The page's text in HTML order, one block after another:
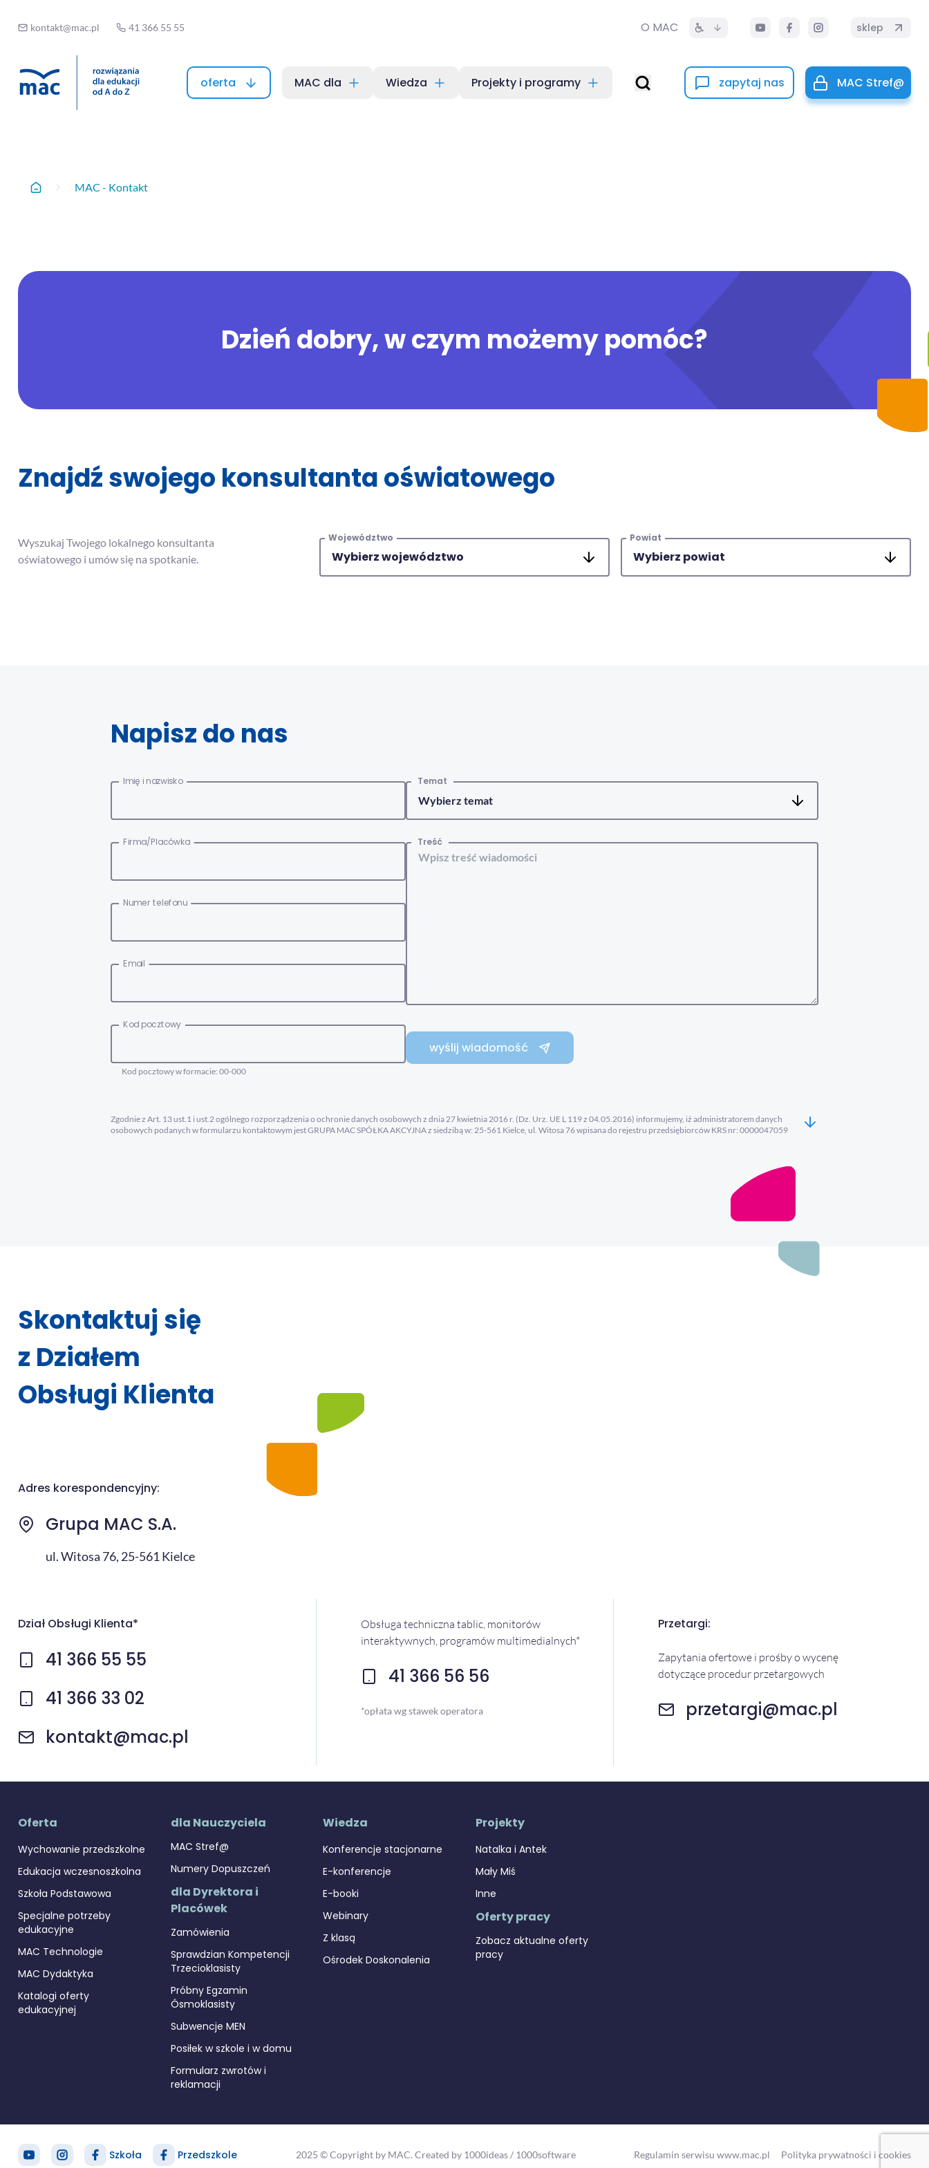
kontakt@mac.pl 41 366 55 55 O MAC sklep
oferta MAC dla Wiedza Projekty i programy zapytaj nas MAC Stref@
MAC - Kontakt
Dzień dobry, w czym możemy pomóc?
Znajdź swojego konsultanta oświatowego
Wyszukaj Twojego lokalnego konsultanta
oświatowego i umów się na spotkanie.
Województwo Powiat
Napisz do nas
Imię i nazwisko
Firma/Placówka
Numer telefonu
Email
Kod pocztowy
Kod pocztowy w formacie: 00-000
Temat
Treść
wyślij wiadomość
Zgodnie z Art. 13 ust.1 i ust.2 ogólnego rozporządzenia o ochronie danych osobowych z dnia 27 kwietnia 2016 r. (Dz. Urz. UE L 119 z 04.05.2016) informujemy, iż administratorem danych
osobowych podanych w formularzu kontaktowym jest GRUPA MAC SPÓŁKA AKCYJNA z siedzibą w: 25-561 Kielce, ul. Witosa 76 wpisana do rejestru przedsiębiorców KRS nr: 0000047059
na względzie optymalizację procesów obsługi Klientów i świadczonych usług - przez okres konieczny do realizacji tego zgłoszenia. Więcej o przetwarzaniu danych – znajdziesz TUTAJ >>>
Skontaktuj się
z Działem
Obsługi Klienta
Adres korespondencyjny:
Grupa MAC S.A.
ul. Witosa 76, 25-561 Kielce
Dział Obsługi Klienta*
41 366 55 55
41 366 33 02
kontakt@mac.pl
Obsługa techniczna tablic, monitorów
interaktywnych, programów multimedialnych*
41 366 56 56
*opłata wg stawek operatora
Przetargi:
Zapytania ofertowe i prośby o wycenę
dotyczące procedur przetargowych
przetargi@mac.pl
Oferta
Wychowanie przedszkolne
Edukacja wczesnoszkolna
Szkoła Podstawowa
Specjalne potrzeby
edukacyjne
MAC Technologie
MAC Dydaktyka
Katalogi oferty
edukacyjnej
dla Nauczyciela
MAC Stref@
Numery Dopuszczeń
dla Dyrektora i
Placówek
Zamówienia
Sprawdzian Kompetencji
Trzecioklasisty
Próbny Egzamin
Ósmoklasisty
Subwencje MEN
Posiłek w szkole i w domu
Formularz zwrotów i
reklamacji
Wiedza
Konferencje stacjonarne
E-konferencje
E-booki
Webinary
Z klasą
Ośrodek Doskonalenia
Projekty
Natalka i Antek
Mały Miś
Inne
Oferty pracy
Zobacz aktualne oferty
pracy
Szkoła Przedszkole Regulamin serwisu www.mac.pl Polityka prywatności i cookies
2025 © Copyright by MAC. Created by 1000ideas/ 1000software